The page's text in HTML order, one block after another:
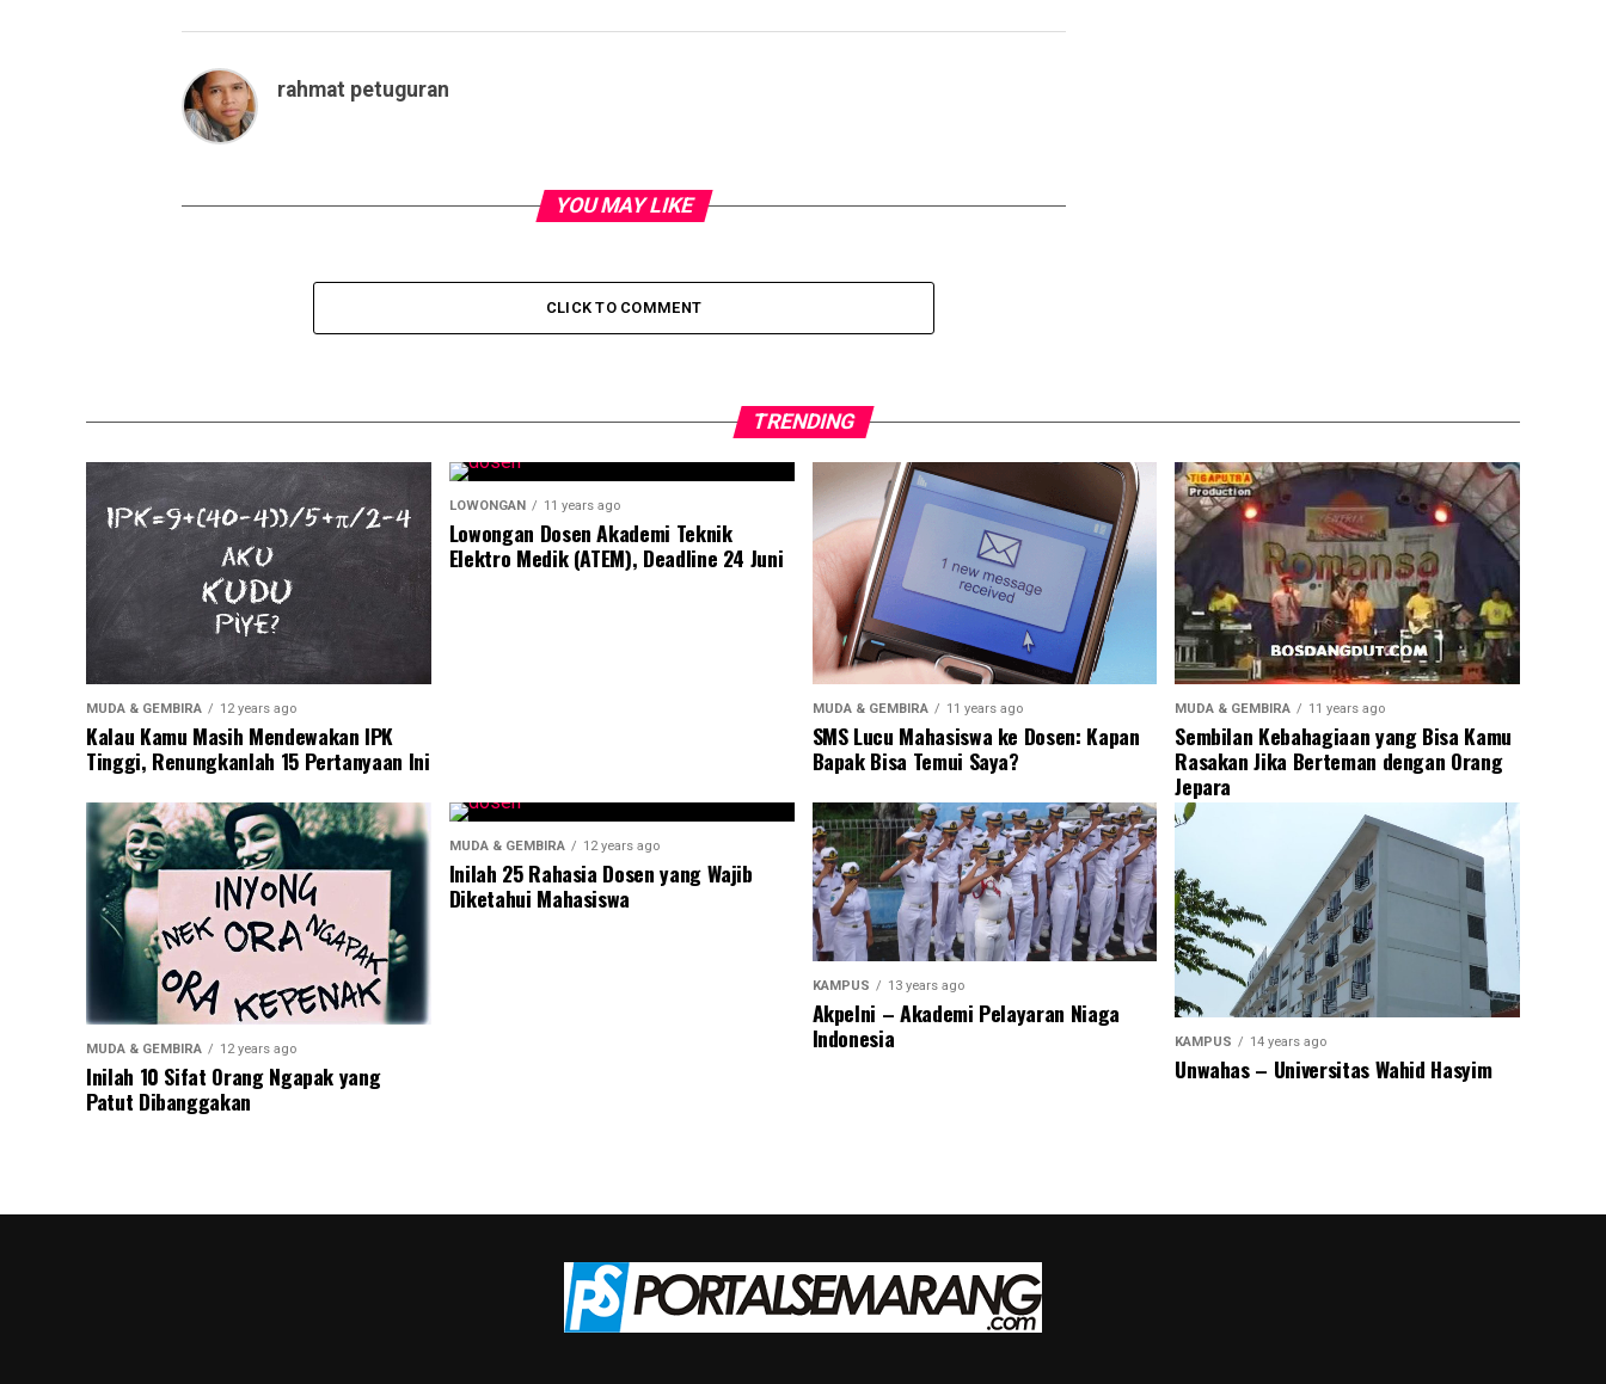
rahmat petuguran
YOU MAY LIKE
CLICK TO COMMENT
TRENDING
MUDA & GEMBIRA 12 years ago
Kalau Kamu Masih Mendewakan IPK
Tinggi, Renungkanlah 15 Pertanyaan Ini
LOWONGAN 11 years ago
Lowongan Dosen Akademi Teknik
Elektro Medik (ATEM), Deadline 24 Juni
MUDA & GEMBIRA 11 years ago
SMS Lucu Mahasiswa ke Dosen: Kapan
Bapak Bisa Temui Saya?
MUDA & GEMBIRA 11 years ago
Sembilan Kebahagiaan yang Bisa Kamu
Rasakan Jika Berteman dengan Orang
Jepara
MUDA & GEMBIRA 12 years ago
Inilah 10 Sifat Orang Ngapak yang
Patut Dibanggakan
MUDA & GEMBIRA 12 years ago
Inilah 25 Rahasia Dosen yang Wajib
Diketahui Mahasiswa
KAMPUS 13 years ago
Akpelni – Akademi Pelayaran Niaga
Indonesia
KAMPUS 14 years ago
Unwahas – Universitas Wahid Hasyim